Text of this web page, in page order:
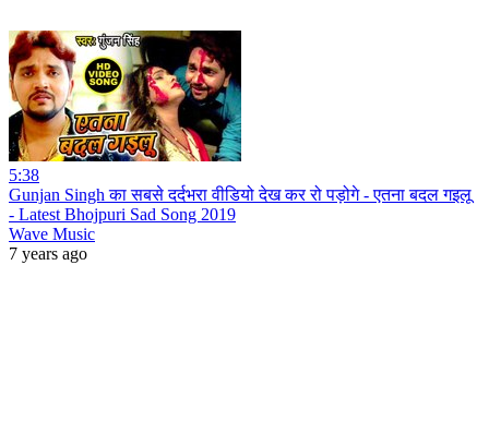
5:38
Gunjan Singh का सबसे दर्दभरा वीडियो देख कर रो पड़ोगे - एतना बदल गइलू
- Latest Bhojpuri Sad Song 2019
Wave Music
7 years ago